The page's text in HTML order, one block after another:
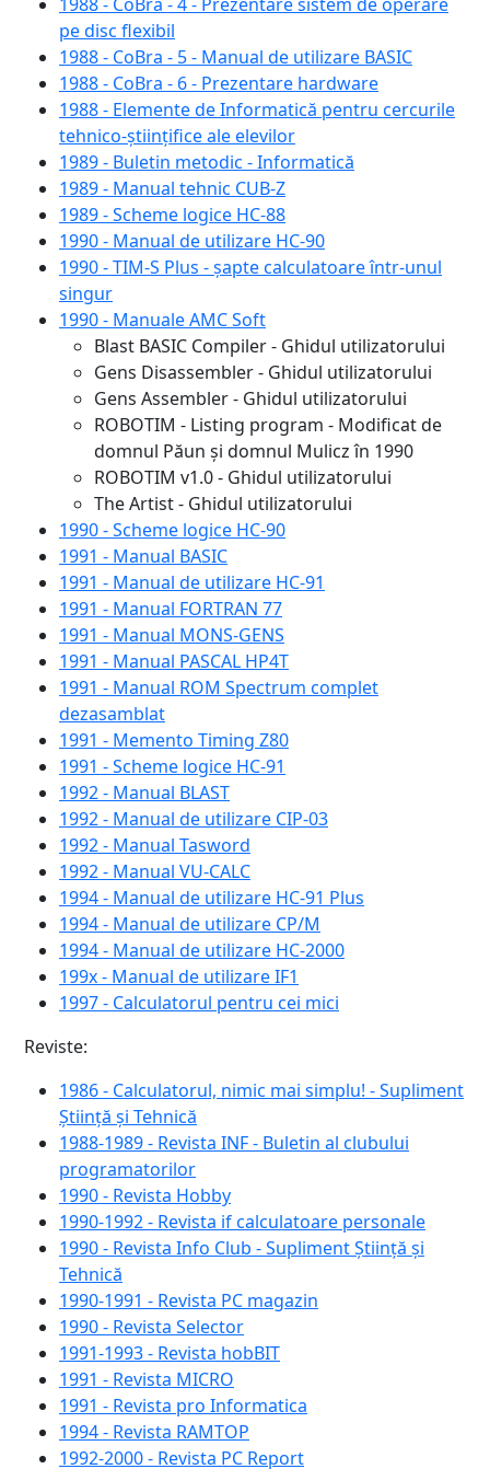
pe disc flexibil
1988 - CoBra - 5 - Manual de utilizare BASIC
1988 - CoBra - 6 - Prezentare hardware
1988 - Elemente de Informatică pentru cercurile
tehnico-științifice ale elevilor
1989 - Buletin metodic - Informatică
1989 - Manual tehnic CUB-Z
1989 - Scheme logice HC-88
1990 - Manual de utilizare HC-90
1990 - TIM-S Plus - șapte calculatoare într-unul
singur
1990 - Manuale AMC Soft
Blast BASIC Compiler - Ghidul utilizatorului
Gens Disassembler - Ghidul utilizatorului
Gens Assembler - Ghidul utilizatorului
ROBOTIM - Listing program - Modificat de
domnul Păun și domnul Mulicz în 1990
ROBOTIM v1.0 - Ghidul utilizatorului
The Artist - Ghidul utilizatorului
1990 - Scheme logice HC-90
1991 - Manual BASIC
1991 - Manual de utilizare HC-91
1991 - Manual FORTRAN 77
1991 - Manual MONS-GENS
1991 - Manual PASCAL HP4T
1991 - Manual ROM Spectrum complet
dezasamblat
1991 - Memento Timing Z80
1991 - Scheme logice HC-91
1992 - Manual BLAST
1992 - Manual de utilizare CIP-03
1992 - Manual Tasword
1992 - Manual VU-CALC
1994 - Manual de utilizare HC-91 Plus
1994 - Manual de utilizare CP/M
1994 - Manual de utilizare HC-2000
199x - Manual de utilizare IF1
1997 - Calculatorul pentru cei mici
Reviste:
1986 - Calculatorul, nimic mai simplu! - Supliment
Știință și Tehnică
1988-1989 - Revista INF - Buletin al clubului
programatorilor
1990 - Revista Hobby
1990-1992 - Revista if calculatoare personale
1990 - Revista Info Club - Supliment Știință și
Tehnică
1990-1991 - Revista PC magazin
1990 - Revista Selector
1991-1993 - Revista hobBIT
1991 - Revista MICRO
1991 - Revista pro Informatica
1994 - Revista RAMTOP
1992-2000 - Revista PC Report